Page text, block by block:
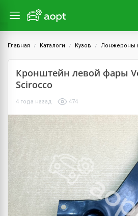
Главная Каталоги Кузов Лонжероны
Кронштейн левой фары
Scirocco
4 года назад 474